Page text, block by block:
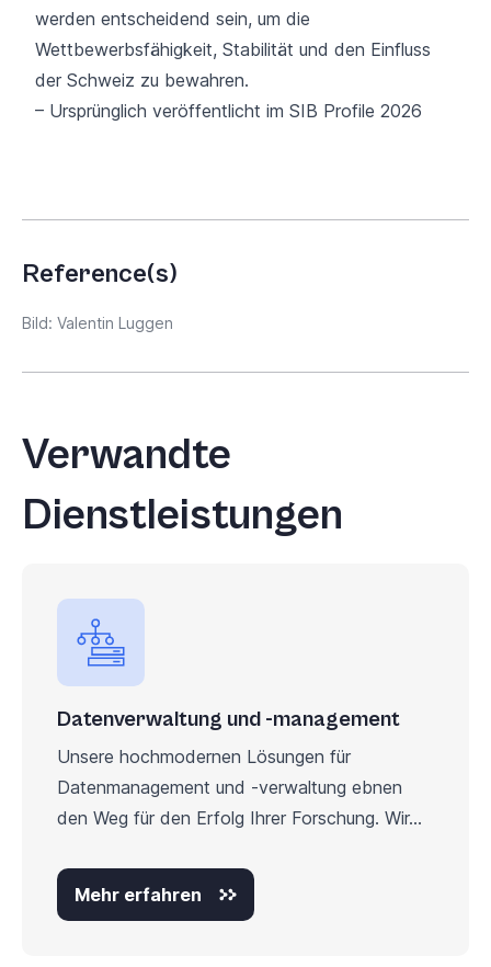
werden entscheidend sein, um die
Wettbewerbsfähigkeit, Stabilität und den Einfluss
der Schweiz zu bewahren.
– Ursprünglich veröffentlicht im SIB Profile 2026
Reference(s)
Bild: Valentin Luggen
Verwandte
Dienstleistungen
Datenverwaltung und -management
Unsere hochmodernen Lösungen für
Datenmanagement und -verwaltung ebnen
den Weg für den Erfolg Ihrer Forschung. Wir...
Mehr erfahren